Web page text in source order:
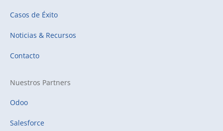
Casos de Éxito
Noticias & Recursos
Contacto
Nuestros Partners
Odoo
Salesforce